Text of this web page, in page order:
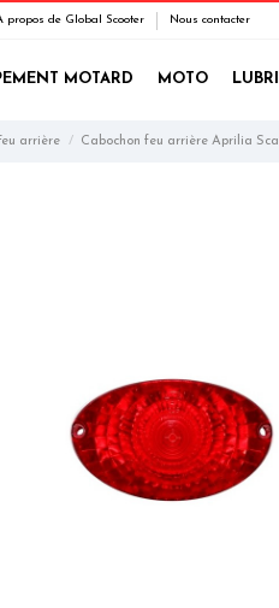
propos de Global Scooter Nous contacter
MOTARD MOTO
arrière Cabochon feu arrière Aprilia